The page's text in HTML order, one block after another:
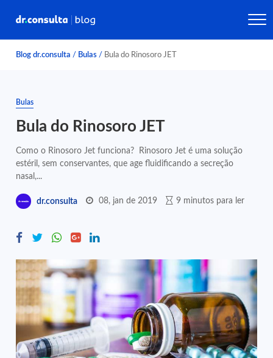
Blog dr.consulta / Bulas / Bula do Rinosoro JET
Bulas
Bula do Rinosoro JET
Como o Rinosoro Jet funciona? Rinosoro Jet é uma solução
estéril, sem conservantes, que age fluidificando a secreção
nasal,...
dr.consulta 08, jan de 2019 9 minutos para ler